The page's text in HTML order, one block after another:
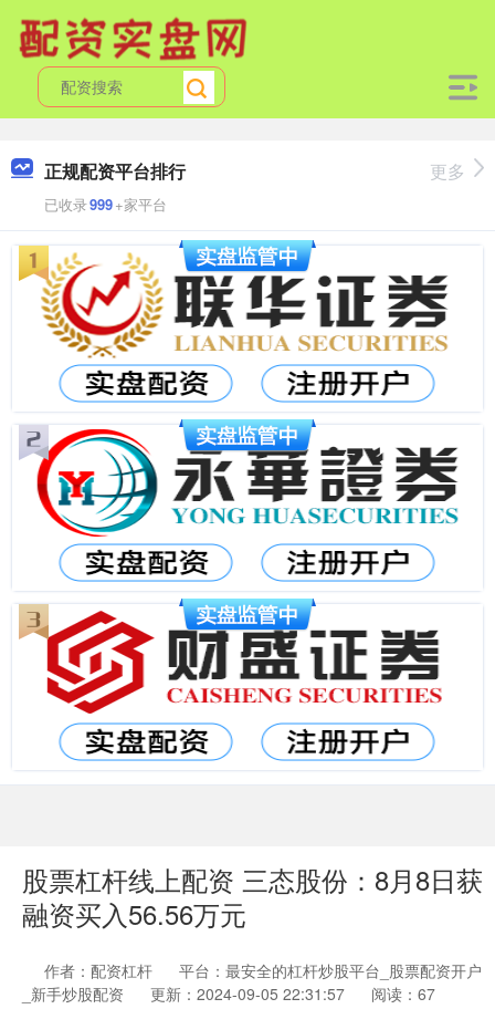
正规配资平台排行
已收录999+家平台
更多
股票杠杆线上配资 三态股份：8月8日获
融资买入56.56万元
作者：配资杠杆
平台：最安全的杠杆炒股平台_股票配资开户
_新手炒股配资
更新：2024-09-05 22:31:57 阅读：67